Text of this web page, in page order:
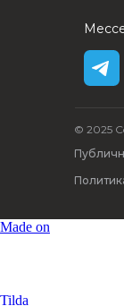
© 2025
Made on
Tilda